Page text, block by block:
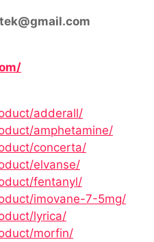
adderall/
amphetamine/
concerta/
elvanse/
fentanyl/
imovane-7-5mg/
lyrica/
morfin/